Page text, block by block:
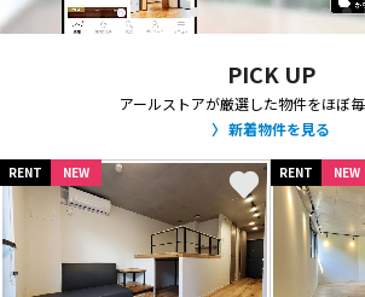
PICK UP
アールストアが厳選した物件をほぼ
新着物件を見る
RENT NEW RENT NEW